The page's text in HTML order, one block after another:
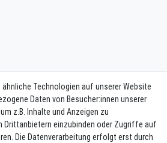
ähnliche Technologien auf unserer Website
Daten von Besucher:innen unserer
z.B. Inhalte und Anzeigen zu
Drittanbietern einzubinden oder Zugriffe auf
Die Datenverarbeitung erfolgt erst durch